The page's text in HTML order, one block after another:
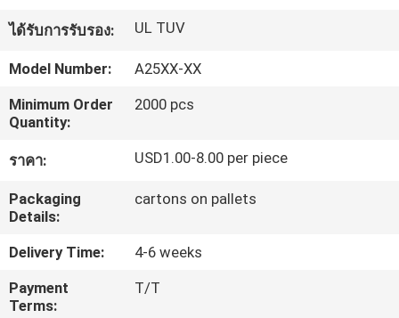
เกี่ยว
กับ
เรา
ทัวร์
ควบคุม
ได้รับการรับรอง: UL TUV
Model Number:
A25XX-XX
Minimum Order
Quantity:
2000 pcs
ราคา: USD1.00-8.00 per piece
Packaging
Details:
cartons on pallets
Delivery Time:
4-6 weeks
Payment
Terms:
T/T